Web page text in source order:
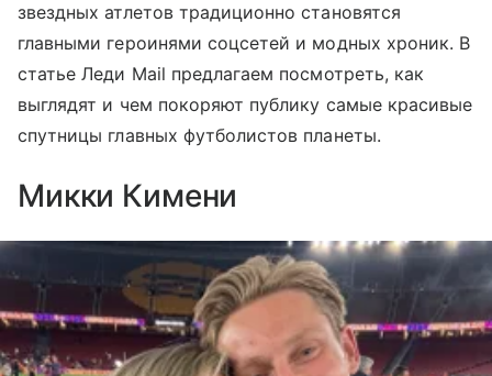
звездных атлетов традиционно становятся
главными героинями соцсетей и модных хроник. В
статье Леди Mail предлагаем посмотреть, как
выглядят и чем покоряют публику самые красивые
спутницы главных футболистов планеты.
Микки Кимени